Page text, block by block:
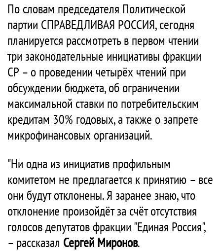
По словам председателя Политической
партии СПРАВЕДЛИВАЯ РОССИЯ, сегодня
планируется рассмотреть в первом чтении
три законодательные инициативы фракции
СР – о проведении четырёх чтений при
обсуждении бюджета, об ограничении
максимальной ставки по потребительским
кредитам 30% годовых, а также о запрете
микрофинансовых организаций.
"Ни одна из инициатив профильным
комитетом не предлагается к принятию – все
они будут отклонены. Я заранее знаю, что
отклонение произойдёт за счёт отсутствия
голосов депутатов фракции "Единая Россия",
– рассказал Сергей Миронов.